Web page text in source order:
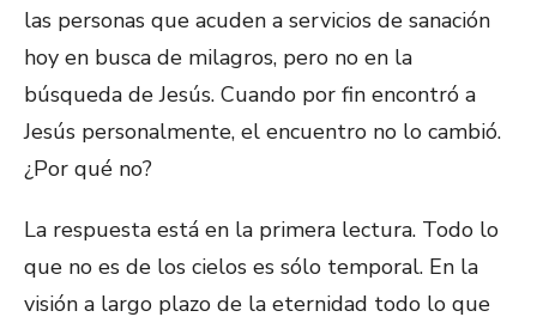
las personas que acuden a servicios de sanación
hoy en busca de milagros, pero no en la
búsqueda de Jesús. Cuando por fin encontró a
Jesús personalmente, el encuentro no lo cambió.
¿Por qué no?
La respuesta está en la primera lectura. Todo lo
que no es de los cielos es sólo temporal. En la
visión a largo plazo de la eternidad todo lo que